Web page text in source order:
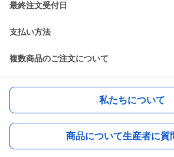
最終注文受付日
支払い方法
複数商品のご注文について
私たちについて
商品について生産者に質